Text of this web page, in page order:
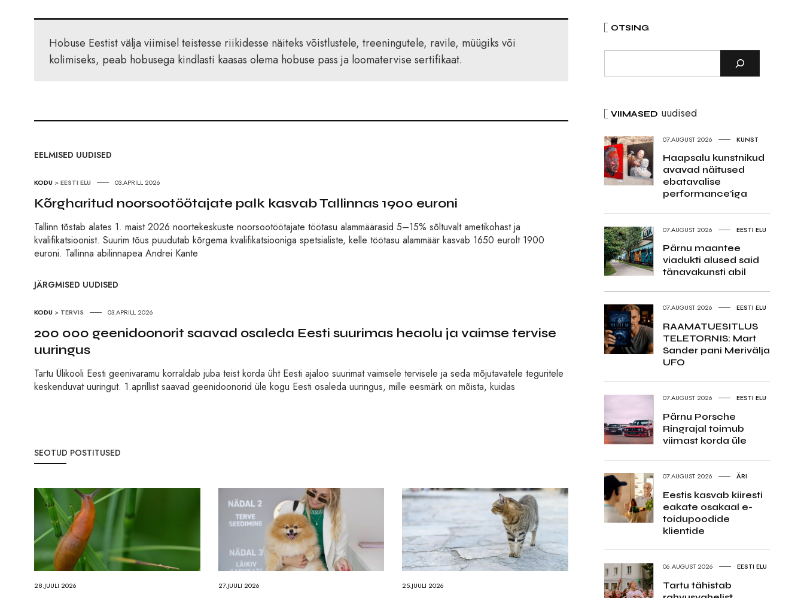
Hobuse Eestist välja viimisel teistesse riikidesse näiteks võistlustele, treeningutele, ravile, müügiks või
kolimiseks, peab hobusega kindlasti kaasas olema hobuse pass ja loomatervise sertifikaat.
EELMISED UUDISED
KODU >EESTI ELU 03.APRILL 2026
Kõrgharitud noorsootöötajate palk kasvab Tallinnas 1900 euroni
Tallinn tõstab alates 1. maist 2026 noortekeskuste noorsootöötajate töötasu alammäärasid 5–15% sõltuvalt ametikohast ja
kvalifikatsioonist. Suurim tõus puudutab kõrgema kvalifikatsiooniga spetsialiste, kelle töötasu alammäär kasvab 1650 eurolt 1900
euroni. Tallinna abilinnapea Andrei Kante
JÄRGMISED UUDISED
KODU > TERVIS 03.APRILL 2026
200 000 geenidoonorit saavad osaleda Eesti suurimas heaolu ja vaimse tervise
uuringus
Tartu Ülikooli Eesti geenivaramu korraldab juba teist korda üht Eesti ajaloo suurimat vaimsele tervisele ja seda mõjutavatele teguritele
keskenduvat uuringut. 1.aprillist saavad geenidoonorid üle kogu Eesti osaleda uuringus, mille eesmärk on mõista, kuidas
SEOTUD POSTITUSED
28.JUULI 2026 27.JUULI 2026 25.JUULI 2026
OTSING
VIIMASED uudised
07.AUGUST 2026 KUNST
Haapsalu kunstnikud
avavad näitused
ebatavalise
performance’iga
07.AUGUST 2026 EESTI ELU
Pärnu maantee
viadukti alused said
tänavakunsti abil
07.AUGUST 2026 EESTI ELU
RAAMATUESITLUS
TELETORNIS: Mart
Sander pani Merivälja
UFO
07.AUGUST 2026 EESTI ELU
Pärnu Porsche
Ringrajal toimub
viimast korda üle
07.AUGUST 2026 ÄRI
Eestis kasvab kiiresti
eakate osakaal e-
toidupoodide
klientide
06.AUGUST 2026 EESTI ELU
Tartu tähistab